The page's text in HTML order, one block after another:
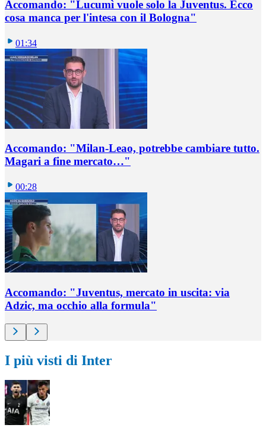
Accomando: "Lucumì vuole solo la Juventus. Ecco
cosa manca per l'intesa con il Bologna"
01:34
Accomando: "Milan-Leao, potrebbe cambiare tutto.
Magari a fine mercato…"
00:28
Accomando: "Juventus, mercato in uscita: via
Adzic, ma occhio alla formula"
I più visti di Inter